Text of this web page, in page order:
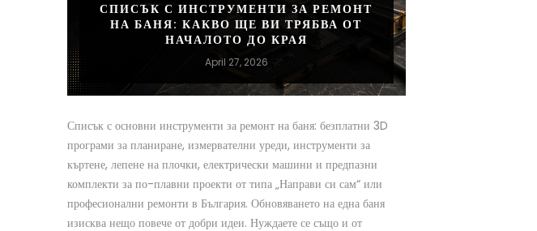
СПИСЪК С ИНСТРУМЕНТИ ЗА РЕМОНТ
НА БАНЯ: КАКВО ЩЕ ВИ ТРЯБВА ОТ
НАЧАЛОТО ДО КРАЯ
April 27, 2026
Списък с основни инструменти за ремонт на баня: безплатни 3D
програми за планиране, измервателни уреди, инструменти за
къртене, лепене на плочки, електрически машини и предпазни
комплекти за по-плавни проекти от типа „Направи си сам“ или
професионални ремонти в България. Обновяването на една баня
изисква нещо повече от добри идеи. Нуждаете се също и от